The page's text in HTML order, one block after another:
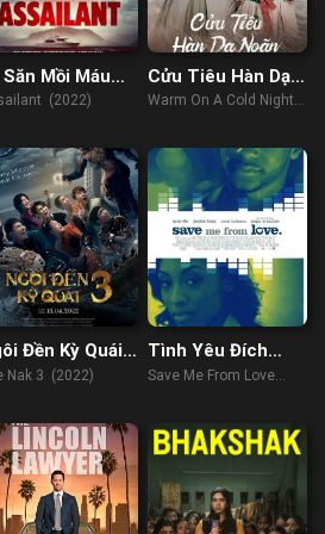
Săn Mồi Máu
(2022)
Cửu Tiêu Hàn Dạ
Noãn
Warm On A Cold Night
Đền Kỳ Quái
Nak 3 (2022)
Tình Yêu Đích
Thực
Save Me From Love